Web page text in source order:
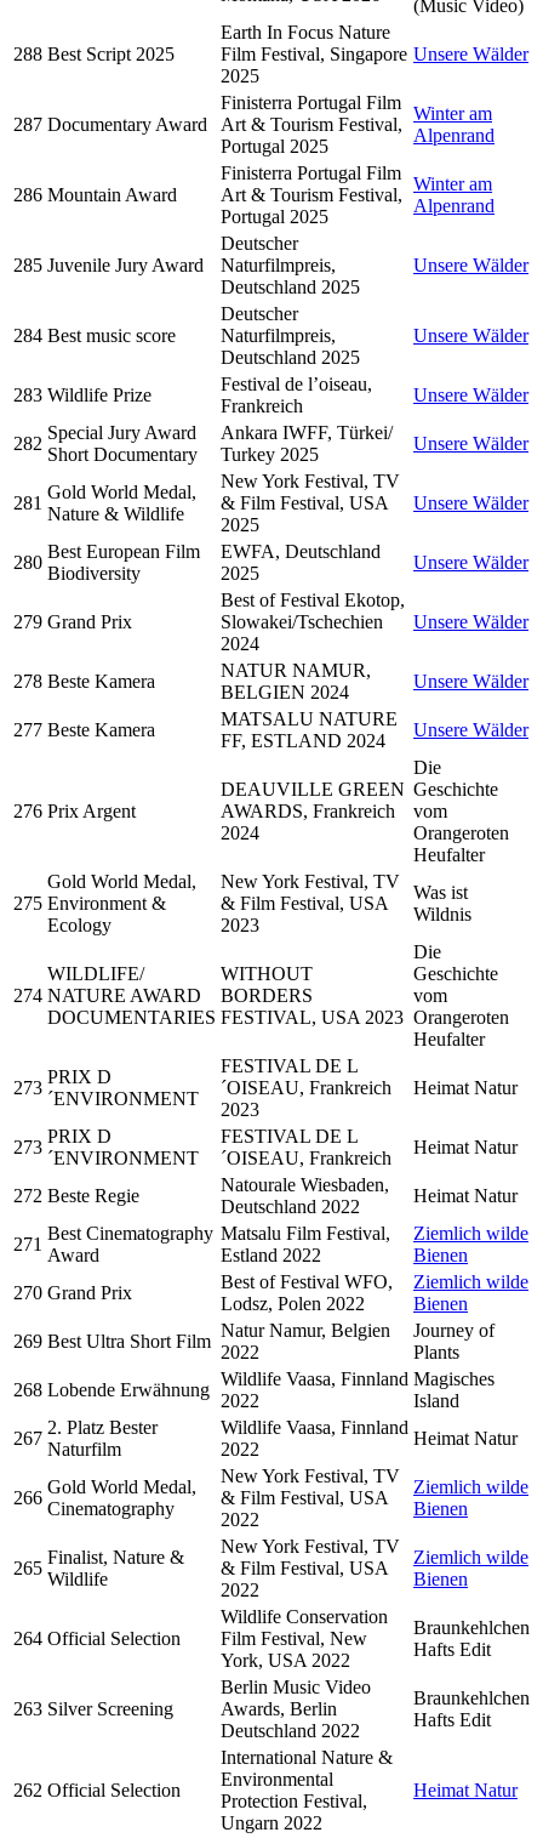
(Music Video)
288 Best Script 2025
Earth In Focus Nature
Film Festival, Singapore
2025
Unsere Wälder
287 Documentary Award
Finisterra Portugal Film
Art & Tourism Festival,
Portugal 2025
Winter am
Alpenrand
286 Mountain Award
Finisterra Portugal Film
Art & Tourism Festival,
Portugal 2025
Winter am
Alpenrand
285 Juvenile Jury Award
Deutscher
Naturfilmpreis,
Deutschland 2025
Unsere Wälder
284 Best music score
Deutscher
Naturfilmpreis,
Deutschland 2025
Unsere Wälder
283 Wildlife Prize
Festival de l’oiseau,
Frankreich
Unsere Wälder
282
Special Jury Award
Short Documentary
Ankara IWFF, Türkei/
Turkey 2025
Unsere Wälder
281
Gold World Medal,
Nature & Wildlife
New York Festival, TV
& Film Festival, USA
2025
Unsere Wälder
280
Best European Film
Biodiversity
EWFA, Deutschland
2025
Unsere Wälder
279 Grand Prix
Best of Festival Ekotop,
Slowakei/Tschechien
2024
Unsere Wälder
278 Beste Kamera
NATUR NAMUR,
BELGIEN 2024
Unsere Wälder
277 Beste Kamera
MATSALU NATURE
FF, ESTLAND 2024
Unsere Wälder
276 Prix Argent
DEAUVILLE GREEN
AWARDS, Frankreich
2024
Die
Geschichte
vom
Orangeroten
Heufalter
275
Gold World Medal,
Environment &
Ecology
New York Festival, TV
& Film Festival, USA
2023
Was ist
Wildnis
274
WILDLIFE/
NATURE AWARD
DOCUMENTARIES
WITHOUT
BORDERS
FESTIVAL, USA 2023
Die
Geschichte
vom
Orangeroten
Heufalter
273
PRIX D
´ENVIRONMENT
FESTIVAL DE L
´OISEAU, Frankreich
2023
Heimat Natur
273
PRIX D
´ENVIRONMENT
FESTIVAL DE L
´OISEAU, Frankreich
Heimat Natur
272 Beste Regie
Natourale Wiesbaden,
Deutschland 2022
Heimat Natur
271
Best Cinematography
Award
Matsalu Film Festival,
Estland 2022
Ziemlich wilde
Bienen
270 Grand Prix
Best of Festival WFO,
Lodsz, Polen 2022
Ziemlich wilde
Bienen
269 Best Ultra Short Film
Natur Namur, Belgien
2022
Journey of
Plants
268 Lobende Erwähnung
Wildlife Vaasa, Finnland
2022
Magisches
Island
267
2. Platz Bester
Naturfilm
Wildlife Vaasa, Finnland
2022
Heimat Natur
266
Gold World Medal,
Cinematography
New York Festival, TV
& Film Festival, USA
2022
Ziemlich wilde
Bienen
265
Finalist, Nature &
Wildlife
New York Festival, TV
& Film Festival, USA
2022
Ziemlich wilde
Bienen
264 Official Selection
Wildlife Conservation
Film Festival, New
York, USA 2022
Braunkehlchen
Hafts Edit
263 Silver Screening
Berlin Music Video
Awards, Berlin
Deutschland 2022
Braunkehlchen
Hafts Edit
262 Official Selection
International Nature &
Environmental
Protection Festival,
Ungarn 2022
Heimat Natur